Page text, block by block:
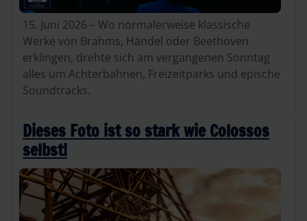
15. Juni 2026 – Wo normalerweise klassische
Werke von Brahms, Händel oder Beethoven
erklingen, drehte sich am vergangenen Sonntag
alles um Achterbahnen, Freizeitparks und epische
Soundtracks.
Dieses Foto ist so stark wie Colossos
selbst!